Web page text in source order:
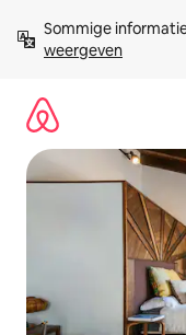
direct
naar
Sommige
weergeven